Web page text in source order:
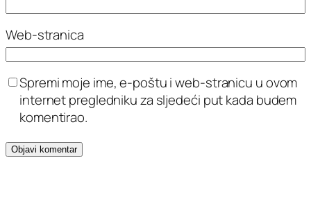
Web-stranica
Spremi moje ime, e-poštu i web-stranicu u ovom
internet pregledniku za sljedeći put kada budem
komentirao.